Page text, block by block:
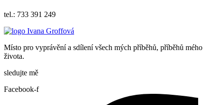
tel.: 733 391 249
Místo pro vyprávění a sdílení všech mých příběhů, příběhů mého
života.
sledujte mě
Facebook-f